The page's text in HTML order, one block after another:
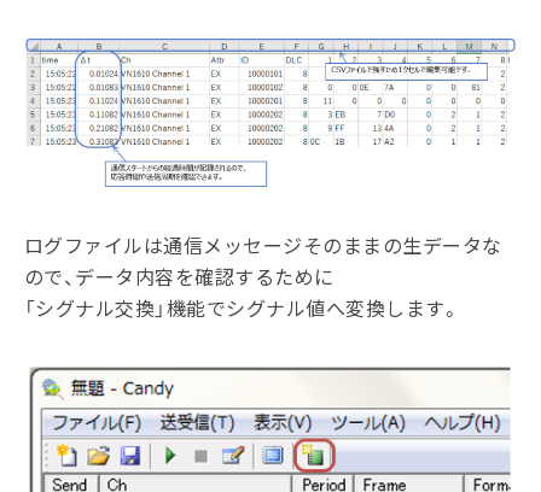
ログファイルは通信メッセージそのままの生データな
ので、データ内容を確認するために
「シグナル交換」機能でシグナル値へ変換します。